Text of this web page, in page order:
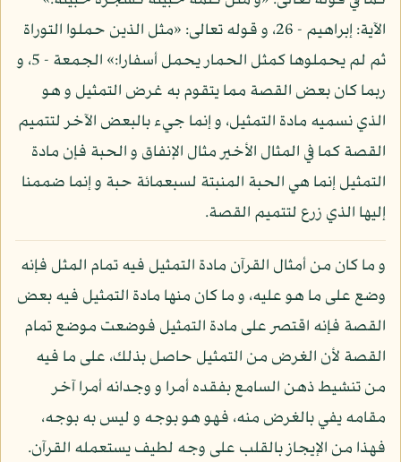
الآية: إبراهيم - 26، و قوله تعالى: «مثل الذين حملوا التوراة
ثم لم يحملوها كمثل الحمار يحمل أسفارا:» الجمعة - 5، و
ربما كان بعض القصة مما يتقوم به غرض التمثيل و هو
الذي نسميه مادة التمثيل، و إنما جيء بالبعض الآخر لتتميم
القصة كما في المثال الأخير مثال الإنفاق و الحبة فإن مادة
التمثيل إنما هي الحبة المنبتة لسبعمائة حبة و إنما ضممنا
إليها الذي زرع لتتميم القصة.
و ما كان من أمثال القرآن مادة التمثيل فيه تمام المثل فإنه
وضع على ما هو عليه، و ما كان منها مادة التمثيل فيه بعض
القصة فإنه اقتصر على مادة التمثيل فوضعت موضع تمام
القصة لأن الغرض من التمثيل حاصل بذلك، على ما فيه
من تنشيط ذهن السامع بفقده أمرا و وجدانه أمرا آخر
مقامه يفي بالغرض منه، فهو هو بوجه و ليس به بوجه،
فهذا من الإيجاز بالقلب على وجه لطيف يستعمله القرآن.